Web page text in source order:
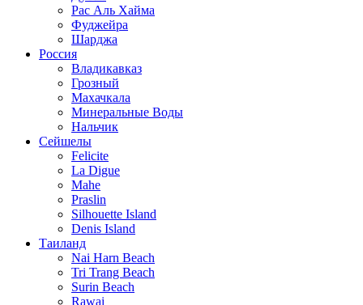
Рас Аль Хайма
Фуджейра
Шарджа
Россия
Владикавказ
Грозный
Махачкала
Минеральные Воды
Нальчик
Сейшелы
Felicite
La Digue
Mahe
Praslin
Silhouette Island
Denis Island
Таиланд
Nai Harn Beach
Tri Trang Beach
Surin Beach
Rawai